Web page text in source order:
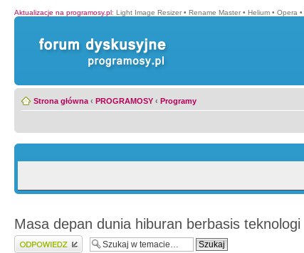
Aktualizacje na programosy.pl: Light Image Resizer • Rename Master • Helium • Opera •
Strona główna ‹ PROGRAMOSY ‹ Programy
Masa depan dunia hiburan berbasis teknologi
Wyślij odpowiedź